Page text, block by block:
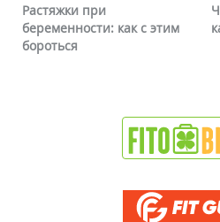
Растяжки при
беременности: как с этим
бороться